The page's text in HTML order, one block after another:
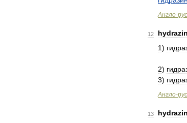
Англо-
12
1)
2)
3)
Англо-
13